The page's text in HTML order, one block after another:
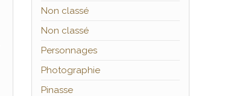
Non classé
Non classé
Personnages
Photographie
Pinasse